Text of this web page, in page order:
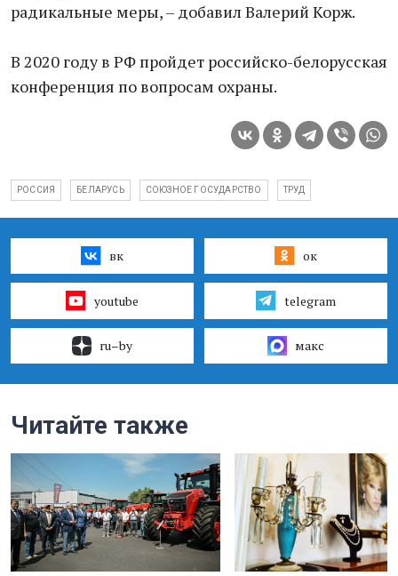
радикальные меры, – добавил Валерий Корж.
В 2020 году в РФ пройдет российско-белорусская
конференция по вопросам охраны.
РОССИЯ БЕЛАРУСЬ СОЮЗНОЕ ГОСУДАРСТВО ТРУД
вк ок
youtube telegram
ru–by макс
Читайте также